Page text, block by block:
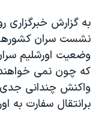
دادگاه حمید نوری
چهل سال
قانون شفافیت
اعتراضات مردمی آبان ۹۸
اسرائیل در جنگ
به گزارش خبرگزاری
نشست سران
وضعیت اورشلیم
که چون نمی خواهند
واکنش چندانی جدی
برانتقال سفارت به